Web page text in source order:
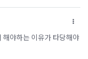
해야하는 이유가 타당해야